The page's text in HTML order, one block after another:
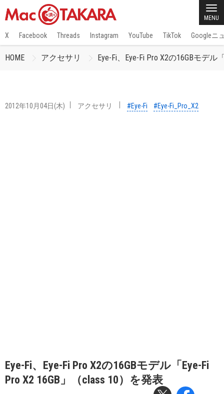
MENU
X Facebook Threads Instagram YouTube TikTok Googleニ
HOME アクセサリ Eye-Fi、Eye-Fi Pro X2の16GBモデル
2012年10月04日(木) アクセサリ #Eye-Fi #Eye-Fi_Pro_X2
Eye-Fi、Eye-Fi Pro X2の16GBモデル「Eye-Fi
Pro X2 16GB」（class 10）を発表